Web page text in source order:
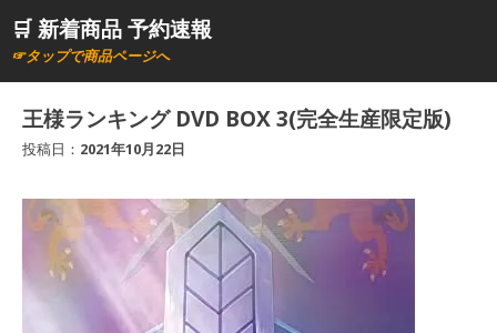
ン🛒 新着商品 予約速報
☞タップで商品ページへ
王様ランキング DVD BOX 3(完全生産限定版)
投稿日： 2021年10月22日